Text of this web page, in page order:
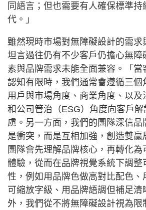
同語言；但也需要有人確保標準持
代。」
雖然現時市場對無障礙設計的需求
坦言過往仍有不少客戶仍擔心無障
素與品牌需求未能全面兼容。「當
認知有限時，我們通常會遵循三個
用戶與市場角度、商業角度、以及
和公司管治（ESG）角度向客戶
慮。另一方面，我們的團隊深信品
是衝突，而是互相加強，創造雙贏
團隊會先理解品牌核心，再轉化為
體驗，從而在品牌視覺系統下調整
性，例如用品牌色做高對比配色、
可縮放字級、用品牌語調但補足清
外，我們從不將無障礙設計視為限